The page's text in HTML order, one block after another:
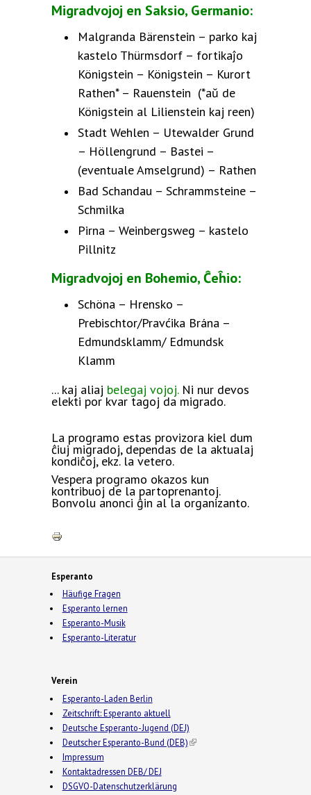
Migradvojoj en Saksio, Germanio:
Malgranda Bärenstein – parko kaj
kastelo Thürmsdorf – fortikaĵo
Königstein – Königstein – Kurort
Rathen* – Rauenstein (*aŭ de
Königstein al Lilienstein kaj reen)
Stadt Wehlen – Utewalder Grund
– Höllengrund – Bastei –
(eventuale Amselgrund) – Rathen
Bad Schandau – Schrammsteine –
Schmilka
Pirna – Weinbergsweg – kastelo
Pillnitz
Migradvojoj en Bohemio, Ĉeĥio:
Schöna – Hrensko –
Prebischtor/Pravćika Brána –
Edmundsklamm/ Edmundsk
Klamm
... kaj aliaj belegaj vojoj.Ni nur devos
elekti por kvar tagoj da migrado.
La programo estas provizora kiel dum
ĉiuj migradoj, dependas de la aktualaj
kondiĉoj, ekz. la vetero.
Vespera programo okazos kun
kontribuoj de la partoprenantoj.
Bonvolu anonci ĝin al la organizanto.
Esperanto
Häufige Fragen
Esperanto lernen
Esperanto-Musik
Esperanto-Literatur
Verein
Esperanto-Laden Berlin
Zeitschrift: Esperanto aktuell
Deutsche Esperanto-Jugend (DEJ)
Deutscher Esperanto-Bund (DEB)(link is external)
Impressum
Kontaktadressen DEB/ DEJ
DSGVO-Datenschutzerklärung